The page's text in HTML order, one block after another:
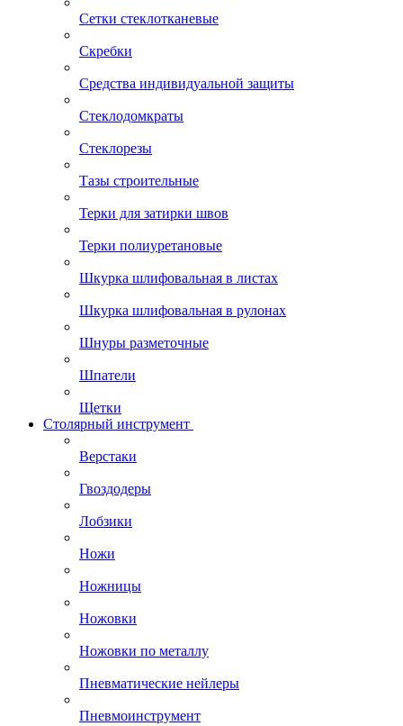
Сетки стеклотканевые
Скребки
Средства индивидуальной защиты
Стеклодомкраты
Стеклорезы
Тазы строительные
Терки для затирки швов
Терки полиуретановые
Шкурка шлифовальная в листах
Шкурка шлифовальная в рулонах
Шнуры разметочные
Шпатели
Щетки
Столярный инструмент
Верстаки
Гвоздодеры
Лобзики
Ножи
Ножницы
Ножовки
Ножовки по металлу
Пневматические нейлеры
Пневмоинструмент